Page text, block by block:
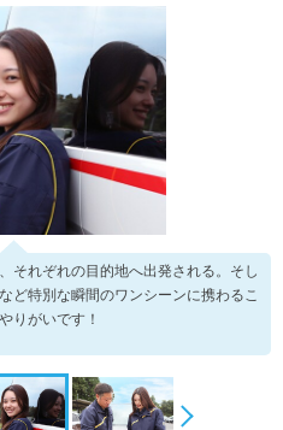
それぞれの目的地へ出発される。そし
ど特別な瞬間のワンシーンに携わるこ
りがいです！